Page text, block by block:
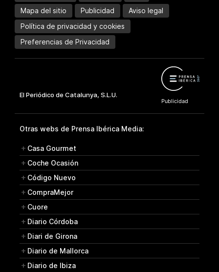
Mapa del sitio
Publicidad
Aviso legal
Política de privacidad y cookies
Preferencias de Privacidad
Otras webs de Prensa Ibérica Media:
Casa Gourmet
Coche Ocasión
Código Nuevo
CompraMejor
Cuore
Diario Córdoba
Diari de Girona
Diario de Mallorca
Diario de Ibiza